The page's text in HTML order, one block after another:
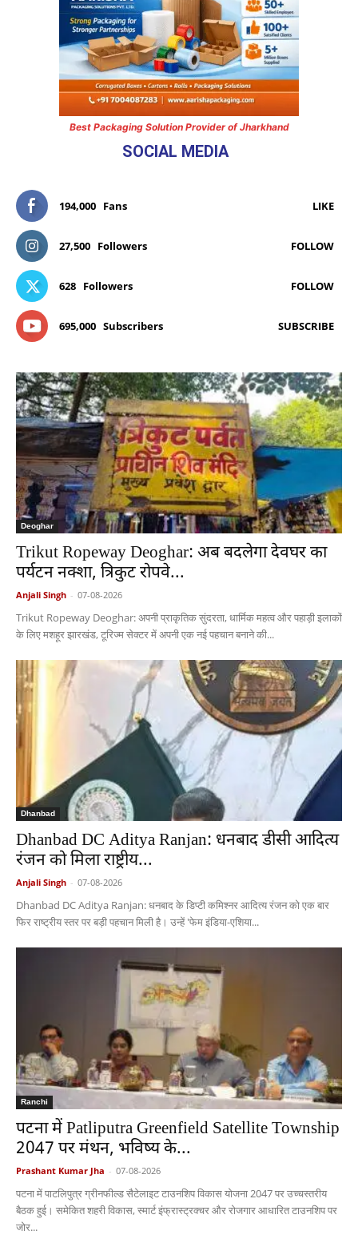
Best Packaging Solution Provider of Jharkhand
SOCIAL MEDIA
194,000 Fans LIKE
27,500 Followers FOLLOW
628 Followers FOLLOW
695,000 Subscribers SUBSCRIBE
Deoghar
Trikut Ropeway Deoghar: अब बदलेगा देवघर का
पर्यटन नक्शा, त्रिकुट रोपवे...
Anjali Singh - 07-08-2026
Trikut Ropeway Deoghar: अपनी प्राकृतिक सुंदरता, धार्मिक महत्व और पहाड़ी इलाकों
के लिए मशहूर झारखंड, टूरिज्म सेक्टर में अपनी एक नई पहचान बनाने की...
Dhanbad
Dhanbad DC Aditya Ranjan: धनबाद डीसी आदित्य
रंजन को मिला राष्ट्रीय...
Anjali Singh - 07-08-2026
Dhanbad DC Aditya Ranjan: धनबाद के डिप्टी कमिश्नर आदित्य रंजन को एक बार
फिर राष्ट्रीय स्तर पर बड़ी पहचान मिली है। उन्हें 'फेम इंडिया-एशिया...
Ranchi
पटना में Patliputra Greenfield Satellite Township
2047 पर मंथन, भविष्य के...
Prashant Kumar Jha - 07-08-2026
पटना में पाटलिपुत्र ग्रीनफील्ड सैटेलाइट टाउनशिप विकास योजना 2047 पर उच्चस्तरीय
बैठक हुई। समेकित शहरी विकास, स्मार्ट इंफ्रास्ट्रक्चर और रोजगार आधारित टाउनशिप पर
जोर...